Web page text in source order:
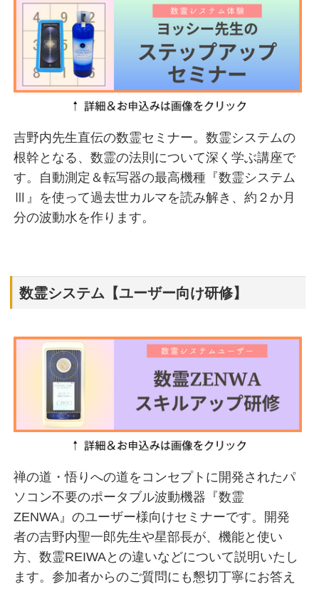
吉野内先生直伝の数霊セミナー。数霊システムの
根幹となる、数霊の法則について深く学ぶ講座で
す。自動測定＆転写器の最高機種『数霊システム
Ⅲ』を使って過去世カルマを読み解き、約２か月
分の波動水を作ります。
数霊システム【ユーザー向け研修】
禅の道・悟りへの道をコンセプトに開発されたパ
ソコン不要のポータブル波動機器『数霊
ZENWA』のユーザー様向けセミナーです。開発
者の吉野内聖一郎先生や星部長が、機能と使い
方、数霊REIWAとの違いなどについて説明いたし
ます。参加者からのご質問にも懇切丁寧にお答え